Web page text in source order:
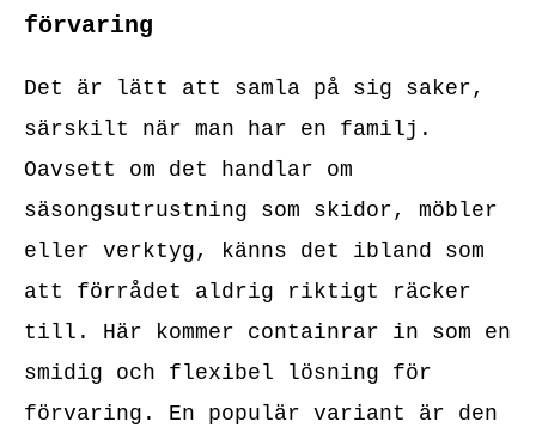
förvaring
Det är lätt att samla på sig saker,
särskilt när man har en familj.
Oavsett om det handlar om
säsongsutrustning som skidor, möbler
eller verktyg, känns det ibland som
att förrådet aldrig riktigt räcker
till. Här kommer containrar in som en
smidig och flexibel lösning för
förvaring. En populär variant är den